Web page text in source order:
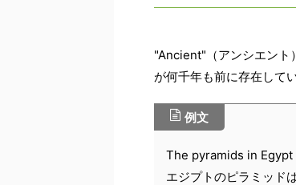
"Ancient"（アンシエント
が何千年も前に存在して
例文
The pyramids in
エジプトのピラミッド